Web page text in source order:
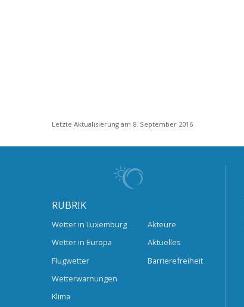
Letzte Aktualisierung am 8. September 2016
RUBRIK
Wetter in Luxemburg
Wetter in Europa
Flugwetter
Wetterwarnungen
Klima
Akteure
Aktuelles
Barrierefreiheit